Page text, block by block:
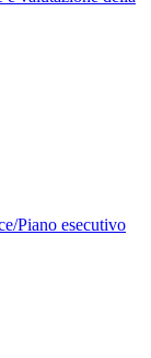
Piano esecutivo